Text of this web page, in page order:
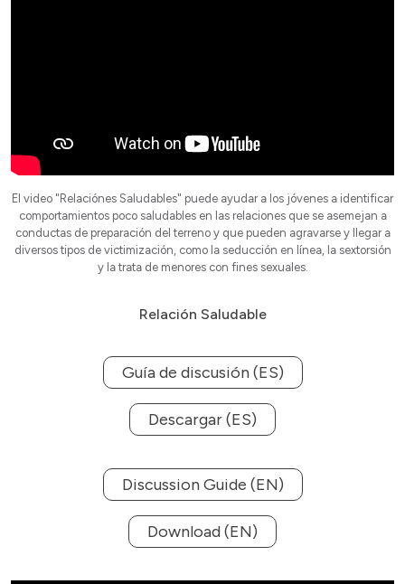
El video "Relaciónes Saludables" puede ayudar a los jóvenes a identificar
comportamientos poco saludables en las relaciones que se asemejan a
conductas de preparación del terreno y que pueden agravarse y llegar a
diversos tipos de victimización, como la seducción en línea, la sextorsión
y la trata de menores con fines sexuales.
Relación Saludable
Guía de discusión (ES)
Descargar (ES)
Discussion Guide (EN)
Download (EN)